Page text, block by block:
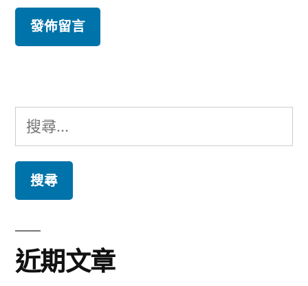
搜
尋
鍵
字:
近期文章